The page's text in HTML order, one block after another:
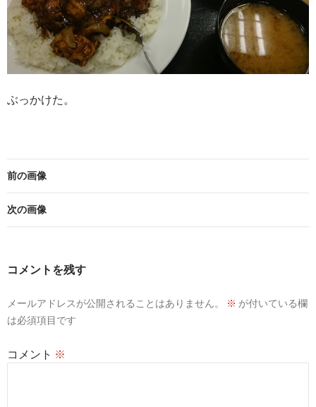
ぶっかけた。
前の画像
次の画像
コメントを残す
メールアドレスが公開されることはありません。 ※ が付いている欄
は必須項目です
コメント ※